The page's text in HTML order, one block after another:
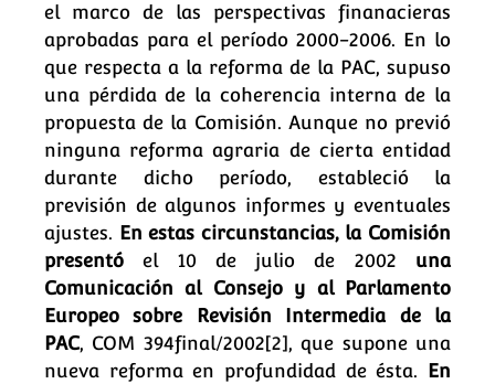
el marco de las perspectivas finanacieras
aprobadas para el período 2000-2006. En lo
que respecta a la reforma de la PAC, supuso
una pérdida de la coherencia interna de la
propuesta de la Comisión. Aunque no previó
ninguna reforma agraria de cierta entidad
durante dicho período, estableció la
previsión de algunos informes y eventuales
ajustes. En estas circunstancias, la Comisión
presentó el 10 de julio de 2002 una
Comunicación al Consejo y al Parlamento
Europeo sobre Revisión Intermedia de la
PAC, COM 394final/2002[2], que supone una
nueva reforma en profundidad de ésta.
En